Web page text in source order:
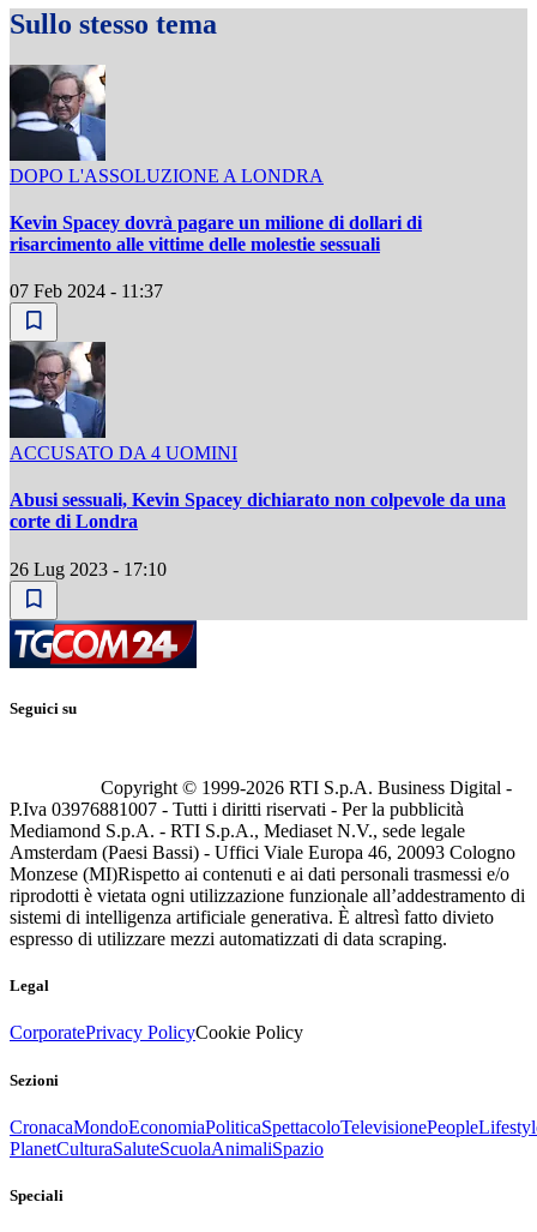
Sullo stesso tema
DOPO L'ASSOLUZIONE A LONDRA
Kevin Spacey dovrà pagare un milione di dollari di
risarcimento alle vittime delle molestie sessuali
07 Feb 2024 - 11:37
ACCUSATO DA 4 UOMINI
Abusi sessuali, Kevin Spacey dichiarato non colpevole da una
corte di Londra
26 Lug 2023 - 17:10
Seguici su
Copyright © 1999-2026 RTI S.p.A. Business Digital -
P.Iva 03976881007 - Tutti i diritti riservati - Per la pubblicità
Mediamond S.p.A. - RTI S.p.A., Mediaset N.V., sede legale
Amsterdam (Paesi Bassi) - Uffici Viale Europa 46, 20093 Cologno
Monzese (MI)Rispetto ai contenuti e ai dati personali trasmessi e/o
riprodotti è vietata ogni utilizzazione funzionale all’addestramento di
sistemi di intelligenza artificiale generativa. È altresì fatto divieto
espresso di utilizzare mezzi automatizzati di data scraping.
Legal
CorporatePrivacy PolicyCookie Policy
Sezioni
CronacaMondoEconomiaPoliticaSpettacoloTelevisionePeople
PlanetCulturaSaluteScuolaAnimaliSpazio
Speciali